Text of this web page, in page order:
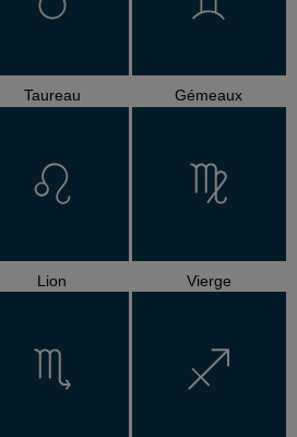
Taureau Gémeaux
Lion Vierge